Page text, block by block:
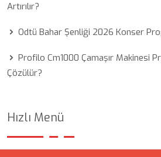
Artırılır?
Odtü Bahar Şenliği 2026 Konser
Profilo Cm1000 Çamaşır Makinesi
Çözülür?
Hızlı Menü